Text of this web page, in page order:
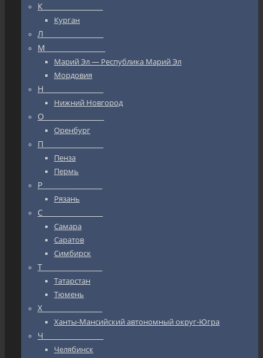
К_________________
Курган
Л_________________
М_________________
Марий Эл — Республика Марий Эл
Мордовия
Н_________________
Нижний Новгород
О_________________
Оренбург
П_________________
Пенза
Пермь
Р_________________
Рязань
С_________________
Самара
Саратов
Симбирск
Т_________________
Татарстан
Тюмень
Х_________________
Ханты-Мансийский автономный округ-Югра
Ч_________________
Челябинск